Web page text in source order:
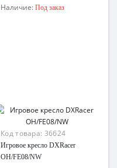
Наличие: Под заказ
Код товара: 36624
Игровое кресло DXRacer
OH/FE08/NW